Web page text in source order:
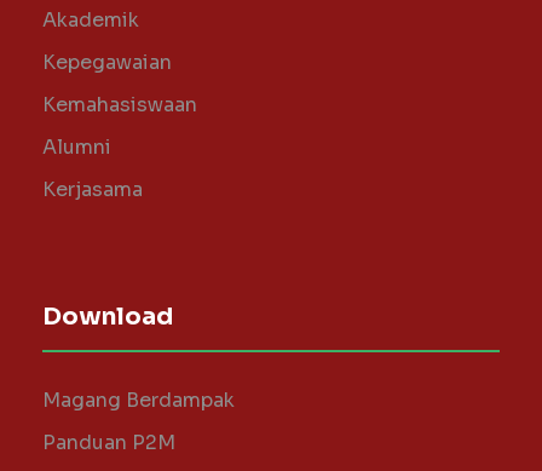
Akademik
Kepegawaian
Kemahasiswaan
Alumni
Kerjasama
Download
Magang Berdampak
Panduan P2M